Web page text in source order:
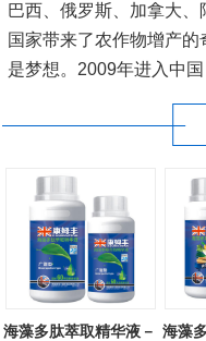
巴西、俄罗斯、加拿大
国家带来了农作物增产
是梦想。2009年进入中
东、广西、海南等20多...
海藻多肽萃取精华液－ 海藻